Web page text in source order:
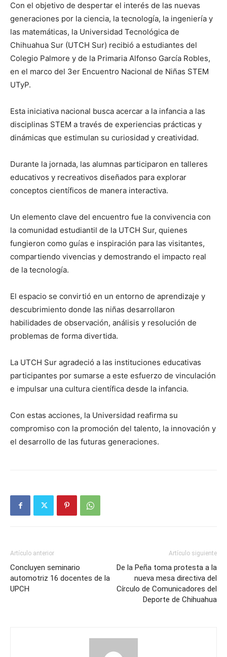
Con el objetivo de despertar el interés de las nuevas
generaciones por la ciencia, la tecnología, la ingeniería y
las matemáticas, la Universidad Tecnológica de
Chihuahua Sur (UTCH Sur) recibió a estudiantes del
Colegio Palmore y de la Primaria Alfonso García Robles,
en el marco del 3er Encuentro Nacional de Niñas STEM
UTyP.
Esta iniciativa nacional busca acercar a la infancia a las
disciplinas STEM a través de experiencias prácticas y
dinámicas que estimulan su curiosidad y creatividad.
Durante la jornada, las alumnas participaron en talleres
educativos y recreativos diseñados para explorar
conceptos científicos de manera interactiva.
Un elemento clave del encuentro fue la convivencia con
la comunidad estudiantil de la UTCH Sur, quienes
fungieron como guías e inspiración para las visitantes,
compartiendo vivencias y demostrando el impacto real
de la tecnología.
El espacio se convirtió en un entorno de aprendizaje y
descubrimiento donde las niñas desarrollaron
habilidades de observación, análisis y resolución de
problemas de forma divertida.
La UTCH Sur agradeció a las instituciones educativas
participantes por sumarse a este esfuerzo de vinculación
e impulsar una cultura científica desde la infancia.
Con estas acciones, la Universidad reafirma su
compromiso con la promoción del talento, la innovación y
el desarrollo de las futuras generaciones.
Artículo anterior
Concluyen seminario
automotriz 16 docentes de la
UPCH
Artículo siguiente
De la Peña toma protesta a la
nueva mesa directiva del
Círculo de Comunicadores del
Deporte de Chihuahua